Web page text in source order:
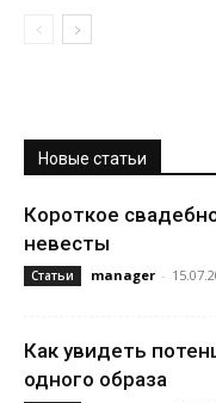
Новые статьи
Короткое
невесты
Статьи manager -
Как увидеть
одного образа